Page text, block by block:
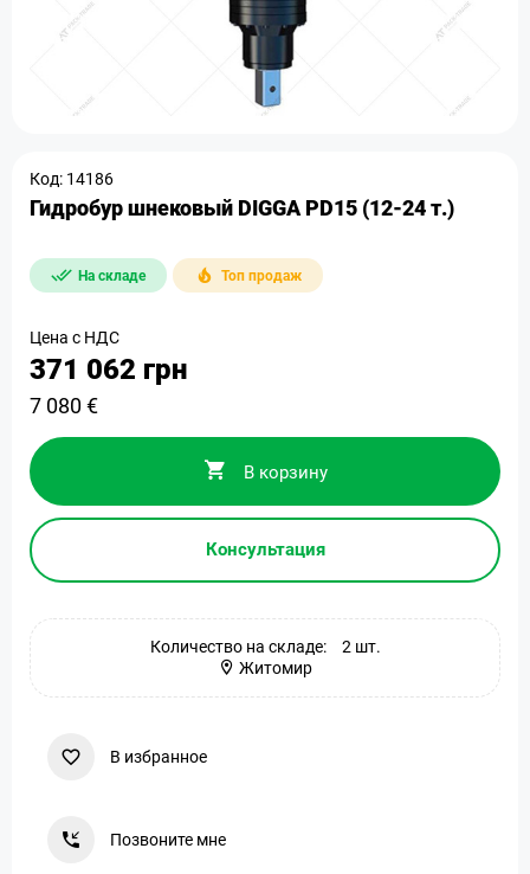
Код: 14186
Гидробур шнековый DIGGA PD15 (12-24 т.)
На складе Топ продаж
Цена с НДС
371 062 грн
7 080 €
В корзину
Консультация
Количество на складе:
2 шт.
Житомир
В избранное
Позвоните мне